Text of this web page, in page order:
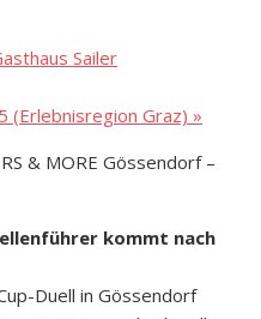
Sailer
(Erlebnisregion Graz) »
kommt nach
Duell in Gössendorf